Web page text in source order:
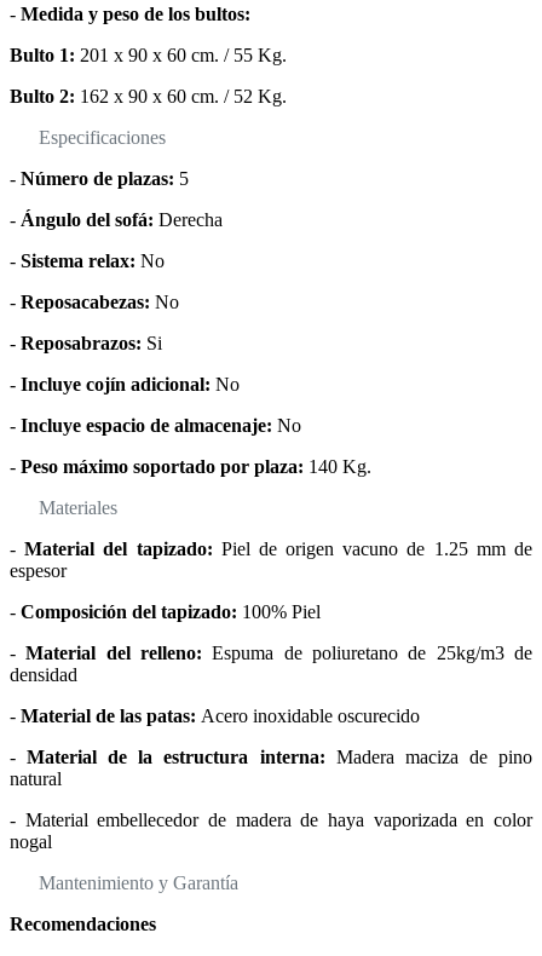
- Medida y peso de los bultos:
Bulto 1: 201 x 90 x 60 cm. / 55 Kg.
Bulto 2: 162 x 90 x 60 cm. / 52 Kg.
Especificaciones
- Número de plazas: 5
- Ángulo del sofá: Derecha
- Sistema relax: No
- Reposacabezas: No
- Reposabrazos: Si
- Incluye cojín adicional: No
- Incluye espacio de almacenaje: No
- Peso máximo soportado por plaza: 140 Kg.
Materiales
- Material del tapizado: Piel de origen vacuno de 1.25 mm de
espesor
- Composición del tapizado: 100% Piel
- Material del relleno: Espuma de poliuretano de 25kg/m3 de
densidad
- Material de las patas: Acero inoxidable oscurecido
- Material de la estructura interna: Madera maciza de pino
natural
- Material embellecedor de madera de haya vaporizada en color
nogal
Mantenimiento y Garantía
Recomendaciones